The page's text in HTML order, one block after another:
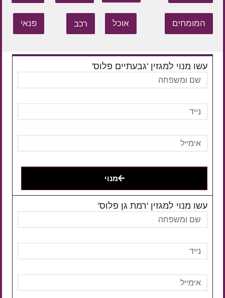
המומחים אוכל רכב פנאי
עשו מנוי למגזין 'גבעתיים פלוס'
מנוי
עשו מנוי למגזין 'רמת גן פלוס'